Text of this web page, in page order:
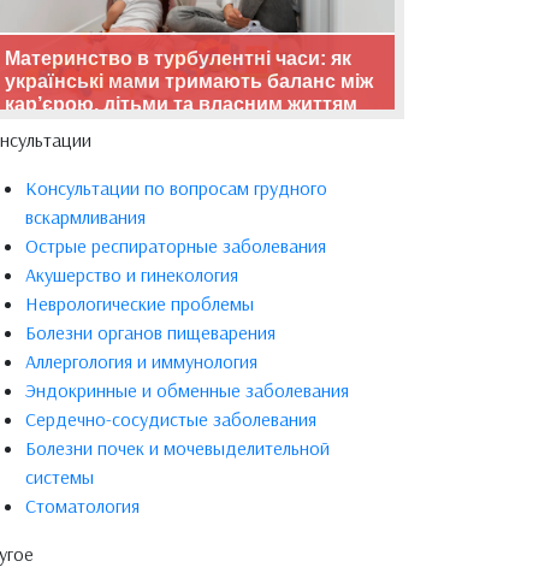
Материнство в турбулентні часи: як
українські мами тримають баланс між
кар’єрою, дітьми та власним життям
Консультации по вопросам грудного
вскармливания
Острые респираторные заболевания
Акушерство и гинекология
Неврологические проблемы
Болезни органов пищеварения
Аллергология и иммунология
Эндокринные и обменные заболевания
Сердечно-сосудистые заболевания
Болезни почек и мочевыделительной
системы
Стоматология